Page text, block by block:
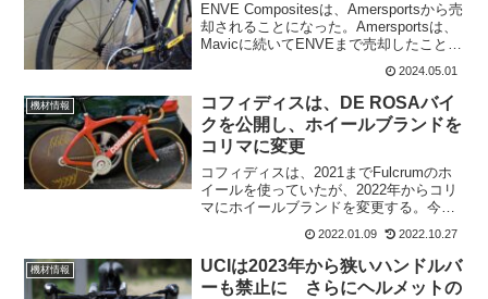
ENVE Compositesは、Amersportsから売
却されることになった。Amersportsは、
Mavicに続いてENVEまで売却したことに
なる。買収したのは、サイクリング愛好
家マーク・ハンコックの家族持ち株会社
である民間投資会社...
2024.05.01
機材情報
コフィディスは、DE ROSAバイ
クを公開し、ホイールブランドを
コリマに変更
コフィディスは、2021までFulcrumのホ
イールを使っていたが、2022年からコリ
マにホイールブランドを変更する。今回
の複数年スポンサー契約により、男女の
ロードチーム、更にパラサイクリングチ
ームもコリマを使用する。CORIMA x
Co...
2022.01.09 2022.10.27
機材情報
UCIは2023年から狭いハンドルバ
ーも禁止に さらにヘルメットの